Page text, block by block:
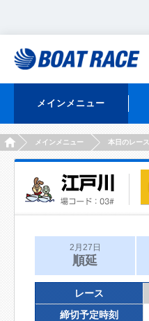
メインメニュー
HOMEメインメニュー 本日のレース
2月27日
順延
レース
締切予定時刻